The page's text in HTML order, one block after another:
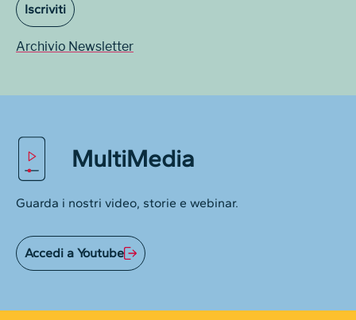
Iscriviti
Archivio Newsletter
MultiMedia
Guarda i nostri video, storie e webinar.
Accedi a Youtube